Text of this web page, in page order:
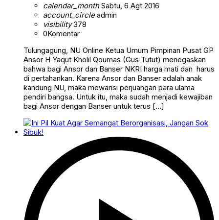
calendar_monthSabtu, 6 Agt 2016
account_circleadmin
visibility378
0Komentar
Tulungagung, NU Online Ketua Umum Pimpinan Pusat GP
Ansor H Yaqut Kholil Qoumas (Gus Tutut) menegaskan
bahwa bagi Ansor dan Banser NKRI harga mati dan harus
di pertahankan. Karena Ansor dan Banser adalah anak
kandung NU, maka mewarisi perjuangan para ulama
pendiri bangsa. Untuk itu, maka sudah menjadi kewajiban
bagi Ansor dengan Banser untuk terus […]